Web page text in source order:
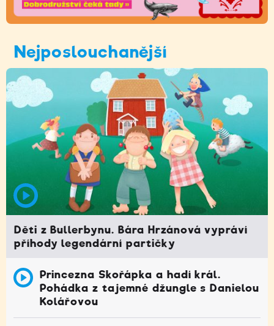
Nejposlouchanější
Děti z Bullerbynu. Bára Hrzánová vypráví
příhody legendární partičky
Princezna Skořápka a hadí král.
Pohádka z tajemné džungle s Danielou
Kolářovou